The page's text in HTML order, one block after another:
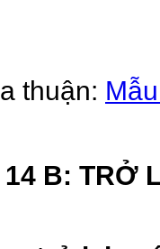
thuận:
14 B: TRỞ